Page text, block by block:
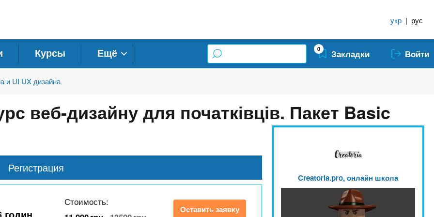
укр | рус
Курсы Ещё 0 Закладки Войти
и UI UX дизайна
веб-дизайну для початківців. Пакет Basic
Регистрация
Стоимость:
Оставить заявку
Creatoria.pro, онлайн школа